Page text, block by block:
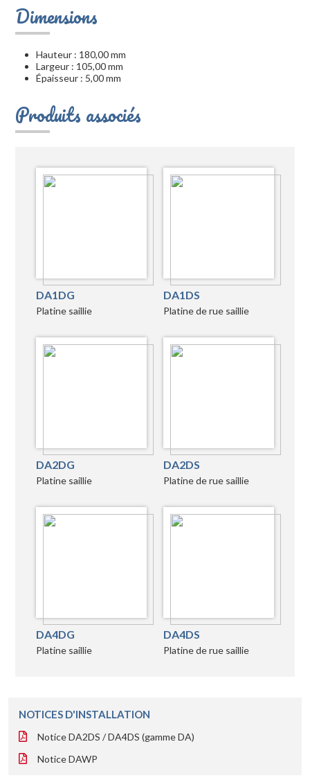
Dimensions
Hauteur : 180,00 mm
Largeur : 105,00 mm
Épaisseur : 5,00 mm
Produits associés
DA1DG
Platine saillie
DA1DS
Platine de rue saillie
DA2DG
Platine saillie
DA2DS
Platine de rue saillie
DA4DG
Platine saillie
DA4DS
Platine de rue saillie
NOTICES D'INSTALLATION
Notice DA2DS / DA4DS (gamme DA)
Notice DAWP